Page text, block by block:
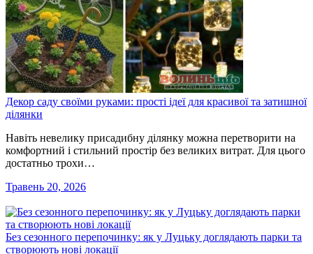
Декор саду своїми руками: прості ідеї для красивої та затишної
ділянки
Навіть невелику присадибну ділянку можна перетворити на
комфортний і стильний простір без великих витрат. Для цього
достатньо трохи…
Травень 20, 2026
Без сезонного перепочинку: як у Луцьку доглядають парки та
створюють нові локації